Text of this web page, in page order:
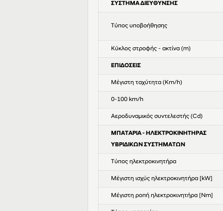
ΣΥΣΤΗΜΑ ΔΙΕΥΘΥΝΣΗΣ
Τύπος υποβοήθησης
Κύκλος στροφής - ακτίνα (m)
ΕΠΙΔΟΣΕΙΣ
Μέγιστη ταχύτητα (Km/h)
0-100 km/h
Αεροδυναμικός συντελεστής (Cd)
ΜΠΑΤΑΡΙΑ - ΗΛΕΚΤΡΟΚΙΝΗΤΗΡΑΣ
ΥΒΡΙΔΙΚΩΝ ΣΥΣΤΗΜΑΤΩΝ
Τύπος ηλεκτροκινητήρα
Μέγιστη ισχύς ηλεκτροκινητήρα [kW]
Μέγιστη ροπή ηλεκτροκινητήρα [Nm]